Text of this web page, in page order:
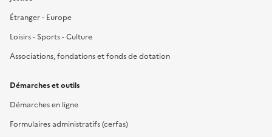
Étranger - Europe
Loisirs - Sports - Culture
Associations, fondations et fonds de dotation
Démarches et outils
Démarches en ligne
Formulaires administratifs (cerfas)